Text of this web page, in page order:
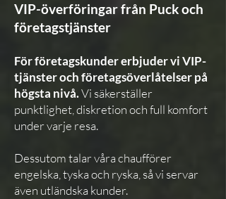
VIP-överföringar från Puck och
företagstjänster
För företagskunder erbjuder vi VIP-
tjänster och företagsöverlåtelser på
högsta nivå.Vi säkerställer
punktlighet, diskretion och full komfort
under varje resa.
Dessutom talar våra chaufförer
engelska, tyska och ryska, så vi servar
även utländska kunder.